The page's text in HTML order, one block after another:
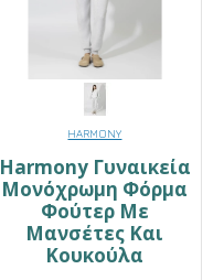
HARMONY
Harmony Γυναικεία
Μονόχρωμη Φόρμα
Φούτερ Με
Μανσέτες Και
Κουκούλα